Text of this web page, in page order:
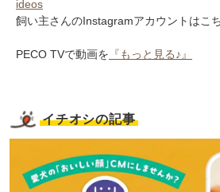
ideos
飼い主さんのInstagramアカウントはこ
PECO TVで動画を 『もっと見る♪』
イチオシの記事